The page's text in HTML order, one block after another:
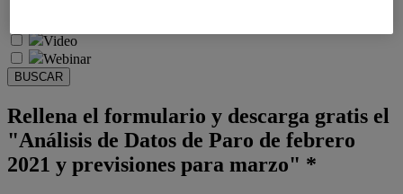
Video
Webinar
BUSCAR
Rellena el formulario y descarga gratis el
"Análisis de Datos de Paro de febrero
2021 y previsiones para marzo" *